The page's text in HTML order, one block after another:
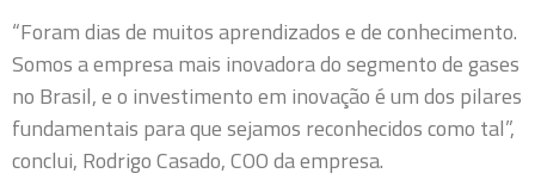
“Foram dias de muitos aprendizados e de conhecimento.
Somos a empresa mais inovadora do segmento de gases
no Brasil, e o investimento em inovação é um dos pilares
fundamentais para que sejamos reconhecidos como tal”,
conclui, Rodrigo Casado, COO da empresa.